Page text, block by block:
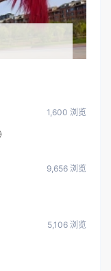
1,600 浏览
9,656 浏览
5,106 浏览